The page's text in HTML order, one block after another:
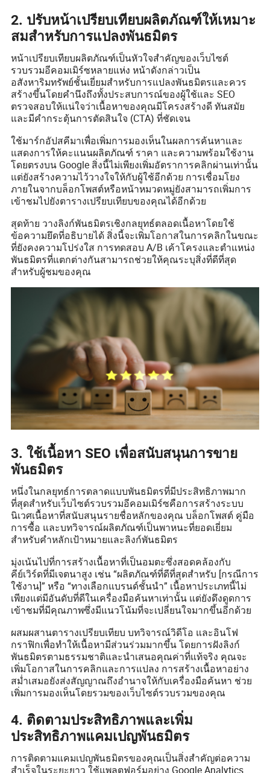
2. ปรับหน้าเปรียบเทียบผลิตภัณฑ์ให้เหมาะ
สมสำหรับการแปลงพันธมิตร
หน้าเปรียบเทียบผลิตภัณฑ์เป็นหัวใจสำคัญของเว็บไซต์
รวบรวมอีคอมเมิร์ซหลายแห่ง หน้าดังกล่าวเป็น
อสังหาริมทรัพย์ชั้นเยี่ยมสำหรับการแปลงพันธมิตรและควร
สร้างขึ้นโดยคำนึงถึงทั้งประสบการณ์ของผู้ใช้และ SEO
ตรวจสอบให้แน่ใจว่าเนื้อหาของคุณมีโครงสร้างดี ทันสมัย ​​
และมีคำกระตุ้นการตัดสินใจ (CTA) ที่ชัดเจน
ใช้มาร์กอัปสคีมาเพื่อเพิ่มการมองเห็นในผลการค้นหาและ
แสดงการให้คะแนนผลิตภัณฑ์ ราคา และความพร้อมใช้งาน
โดยตรงบน Google สิ่งนี้ไม่เพียงเพิ่มอัตราการคลิกผ่านเท่านั้น
แต่ยังสร้างความไว้วางใจให้กับผู้ใช้อีกด้วย การเชื่อมโยง
ภายในจากบล็อกโพสต์หรือหน้าหมวดหมู่ยังสามารถเพิ่มการ
เข้าชมไปยังตารางเปรียบเทียบของคุณได้อีกด้วย
สุดท้าย วางลิงก์พันธมิตรเชิงกลยุทธ์ตลอดเนื้อหาโดยใช้
ข้อความยึดที่อธิบายได้ สิ่งนี้จะเพิ่มโอกาสในการคลิกในขณะ
ที่ยังคงความโปร่งใส การทดสอบ A/B เค้าโครงและตำแหน่ง
พันธมิตรที่แตกต่างกันสามารถช่วยให้คุณระบุสิ่งที่ดีที่สุด
สำหรับผู้ชมของคุณ
3. ใช้เนื้อหา SEO เพื่อสนับสนุนการขาย
พันธมิตร
หนึ่งในกลยุทธ์การตลาดแบบพันธมิตรที่มีประสิทธิภาพมาก
ที่สุดสำหรับเว็บไซต์รวบรวมอีคอมเมิร์ซคือการสร้างระบบ
นิเวศเนื้อหาที่สนับสนุนรายชื่อหลักของคุณ บล็อกโพสต์ คู่มือ
การซื้อ และบทวิจารณ์ผลิตภัณฑ์เป็นพาหนะที่ยอดเยี่ยม
สำหรับคำหลักเป้าหมายและลิงก์พันธมิตร
มุ่งเน้นไปที่การสร้างเนื้อหาที่เป็นอมตะซึ่งสอดคล้องกับ
คีย์เวิร์ดที่มีเจตนาสูง เช่น “ผลิตภัณฑ์ที่ดีที่สุดสำหรับ [กรณีการ
ใช้งาน]” หรือ “ทางเลือกแบรนด์ชั้นนำ” เนื้อหาประเภทนี้ไม่
เพียงแต่มีอันดับที่ดีในเครื่องมือค้นหาเท่านั้น แต่ยังดึงดูดการ
เข้าชมที่มีคุณภาพซึ่งมีแนวโน้มที่จะเปลี่ยนใจมากขึ้นอีกด้วย
ผสมผสานตารางเปรียบเทียบ บทวิจารณ์วิดีโอ และอินโฟ
กราฟิกเพื่อทำให้เนื้อหามีส่วนร่วมมากขึ้น โดยการฝังลิงก์
พันธมิตรตามธรรมชาติและนำเสนอคุณค่าที่แท้จริง คุณจะ
เพิ่มโอกาสในการคลิกและการแปลง การสร้างเนื้อหาอย่าง
สม่ำเสมอยังส่งสัญญาณถึงอำนาจให้กับเครื่องมือค้นหา ช่วย
เพิ่มการมองเห็นโดยรวมของเว็บไซต์รวบรวมของคุณ
4. ติดตามประสิทธิภาพและเพิ่ม
ประสิทธิภาพแคมเปญพันธมิตร
การติดตามแคมเปญพันธมิตรของคุณเป็นสิ่งสำคัญต่อความ
สำเร็จในระยะยาว ใช้แพลตฟอร์มอย่าง Google Analytics